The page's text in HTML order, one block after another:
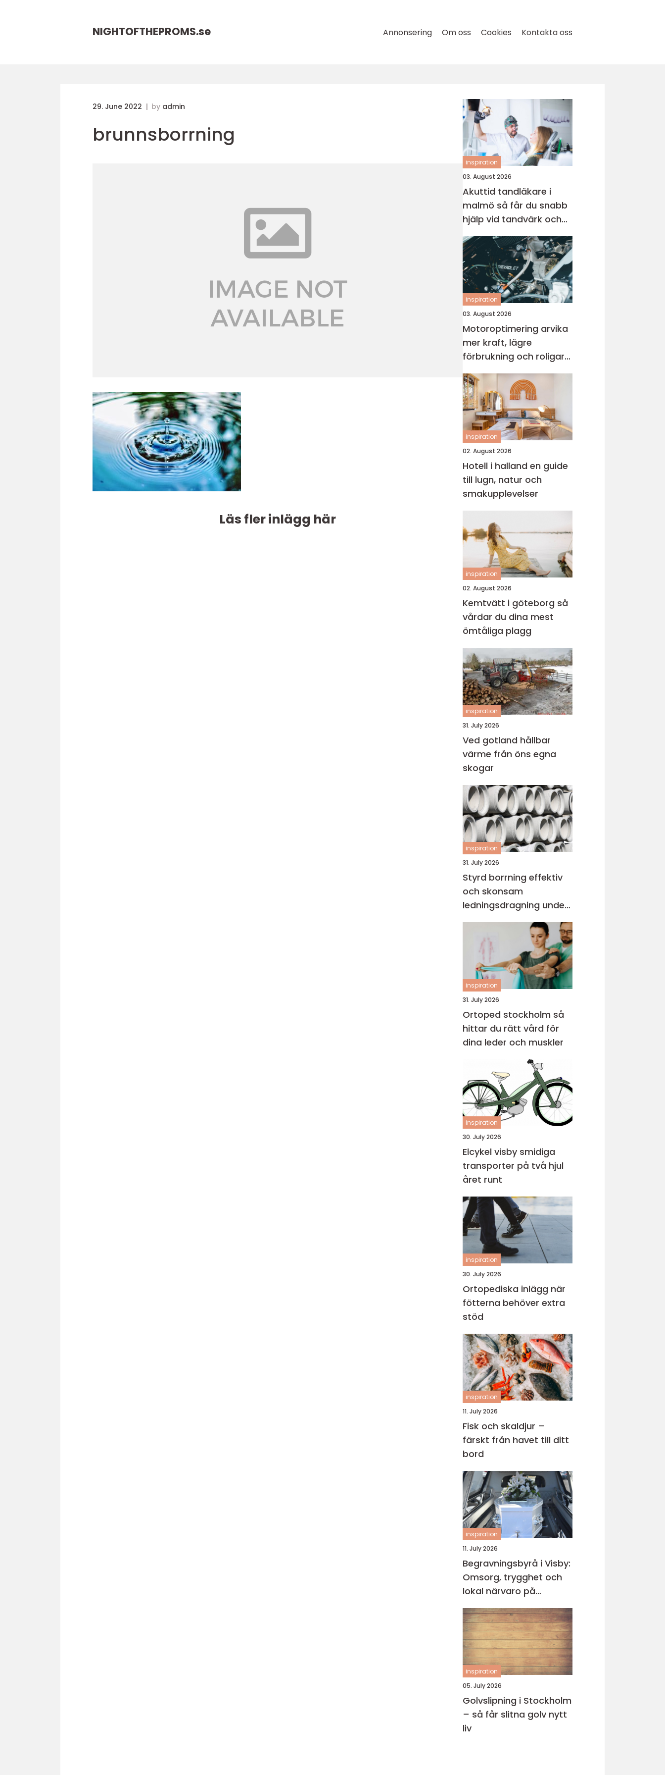
NIGHTOFTHEPROMS.se Annonsering Om oss Cookies Kontakta oss
29. June 2022 by admin
brunnsborrning
Läs fler inlägg här
inspiration
03. August 2026
Akuttid tandläkare i
malmö så får du snabb
hjälp vid tandvärk och
skador
inspiration
03. August 2026
Motoroptimering arvika
mer kraft, lägre
förbrukning och roligare
körning
inspiration
02. August 2026
Hotell i halland en guide
till lugn, natur och
smakupplevelser
inspiration
02. August 2026
Kemtvätt i göteborg så
vårdar du dina mest
ömtåliga plagg
inspiration
31. July 2026
Ved gotland hållbar
värme från öns egna
skogar
inspiration
31. July 2026
Styrd borrning effektiv
och skonsam
ledningsdragning under
mark
inspiration
31. July 2026
Ortoped stockholm så
hittar du rätt vård för
dina leder och muskler
inspiration
30. July 2026
Elcykel visby smidiga
transporter på två hjul
året runt
inspiration
30. July 2026
Ortopediska inlägg när
fötterna behöver extra
stöd
inspiration
11. July 2026
Fisk och skaldjur –
färskt från havet till ditt
bord
inspiration
11. July 2026
Begravningsbyrå i Visby:
Omsorg, trygghet och
lokal närvaro på
Gotland
inspiration
05. July 2026
Golvslipning i Stockholm
– så får slitna golv nytt
liv